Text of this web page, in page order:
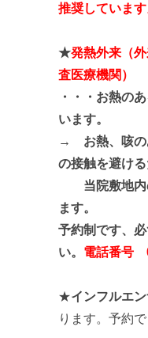
推奨しています
★発熱外来（
査医療機関）
・・・ お熱の
います。
→ お熱、咳の
の接触を避ける
当院敷地内
ます。
予約制です、
い。 電話番号
★インフルエ
ります。予約で